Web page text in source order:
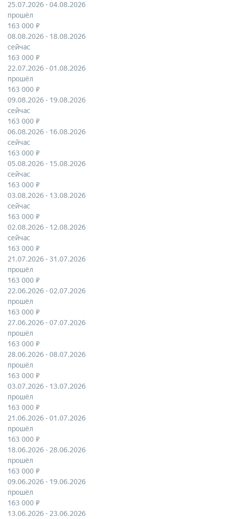
25.07.2026 - 04.08.2026
прошёл
163 000 ₽
08.08.2026 - 18.08.2026
сейчас
163 000 ₽
22.07.2026 - 01.08.2026
прошёл
163 000 ₽
09.08.2026 - 19.08.2026
сейчас
163 000 ₽
06.08.2026 - 16.08.2026
сейчас
163 000 ₽
05.08.2026 - 15.08.2026
сейчас
163 000 ₽
03.08.2026 - 13.08.2026
сейчас
163 000 ₽
02.08.2026 - 12.08.2026
сейчас
163 000 ₽
21.07.2026 - 31.07.2026
прошёл
163 000 ₽
22.06.2026 - 02.07.2026
прошёл
163 000 ₽
27.06.2026 - 07.07.2026
прошёл
163 000 ₽
28.06.2026 - 08.07.2026
прошёл
163 000 ₽
03.07.2026 - 13.07.2026
прошёл
163 000 ₽
21.06.2026 - 01.07.2026
прошёл
163 000 ₽
18.06.2026 - 28.06.2026
прошёл
163 000 ₽
09.06.2026 - 19.06.2026
прошёл
163 000 ₽
13.06.2026 - 23.06.2026